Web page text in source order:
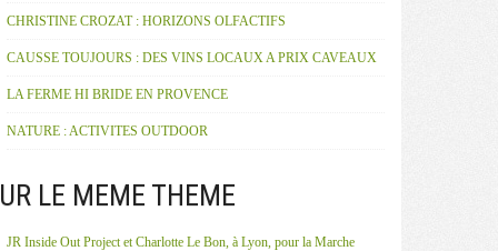
CHRISTINE CROZAT : HORIZONS OLFACTIFS
CAUSSE TOUJOURS : DES VINS LOCAUX A PRIX CAVEAUX
LA FERME HI BRIDE EN PROVENCE
NATURE : ACTIVITES OUTDOOR
LE MEME THEME
JR Inside Out Project et Charlotte Le Bon, à Lyon, pour la Marche